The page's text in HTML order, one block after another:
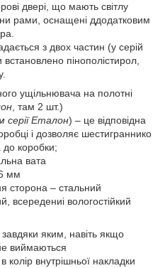
двері, що мають світлу
рами, оснащені ддодатковим
з двох частин (у серій
пінополістирол,
ущільнювача на полотні
, там 2 шт.)
серії Еталон) – це відповідна
і дозволяє шестиграннико
до коробки;
вата
мм
сторона – стальний
всередениі вологостійкий
яким, навіть якщо
виймаються
внутрішньої накладки